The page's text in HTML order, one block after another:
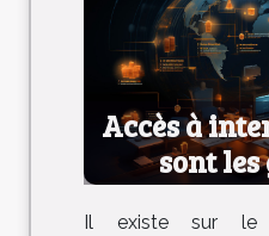
Accès à
sont
Il existe sur le